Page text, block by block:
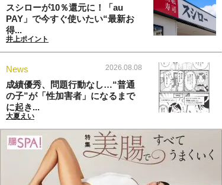
スシローが10％還元に！「au
PAY」で今すぐ使いたい“最新お
得...
井上ポイント
News 2026.08.08
成績優秀、問題行動なし…“普通
の子”が「性加害者」になるまで
に起き...
大夏えい